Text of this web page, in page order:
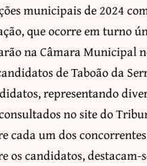
municipais de 2024
que ocorre em turno
na Câmara Municipal
de Taboão da
representando
no site do
cada um dos
os candidatos,